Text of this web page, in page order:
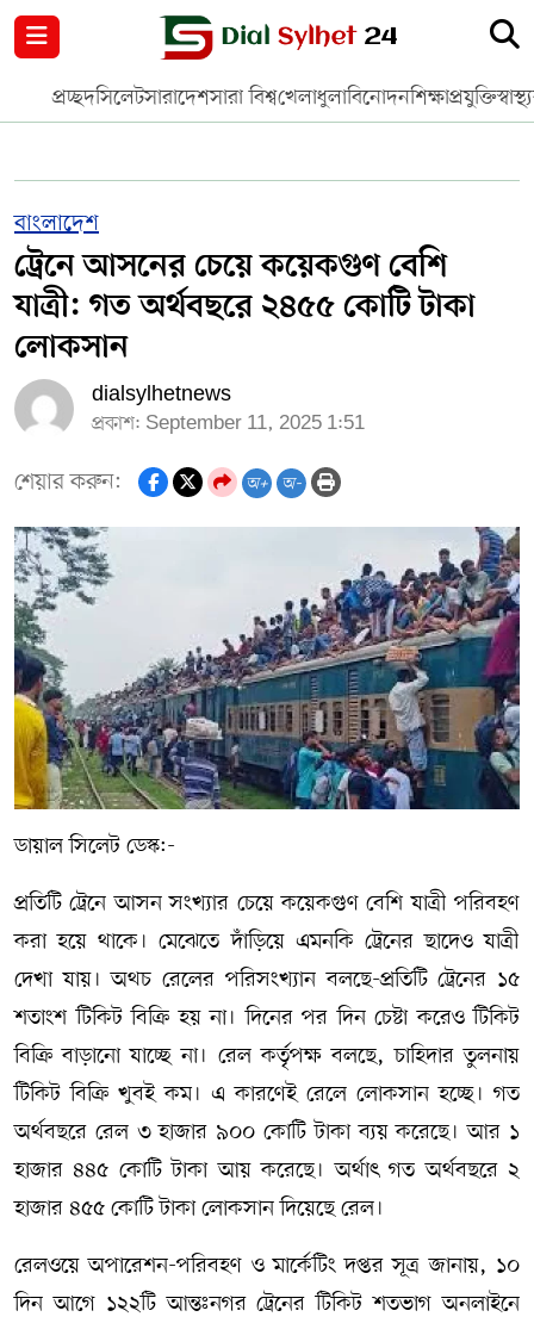
প্রচ্ছদসিলেটসারাদেশসারা বিশ্বখেলাধুলাবিনোদনশিক্ষাপ্রযুক্তি
বাংলাদেশ
ট্রেনে আসনের চেয়ে কয়েকগুণ বেশি
যাত্রী: গত অর্থবছরে ২৪৫৫ কোটি টাকা
লোকসান
dialsylhetnews
প্রকাশ: September 11, 2025 1:51
শেয়ার করুন: অ+ অ-
ডায়াল সিলেট ডেস্ক:-
প্রতিটি ট্রেনে আসন সংখ্যার চেয়ে কয়েকগুণ বেশি যাত্রী পরিবহণ
করা হয়ে থাকে। মেঝেতে দাঁড়িয়ে এমনকি ট্রেনের ছাদেও যাত্রী
দেখা যায়। অথচ রেলের পরিসংখ্যান বলছে-প্রতিটি ট্রেনের ১৫
শতাংশ টিকিট বিক্রি হয় না। দিনের পর দিন চেষ্টা করেও টিকিট
বিক্রি বাড়ানো যাচ্ছে না। রেল কর্তৃপক্ষ বলছে, চাহিদার তুলনায়
টিকিট বিক্রি খুবই কম। এ কারণেই রেলে লোকসান হচ্ছে। গত
অর্থবছরে রেল ৩ হাজার ৯০০ কোটি টাকা ব্যয় করেছে। আর ১
হাজার ৪৪৫ কোটি টাকা আয় করেছে। অর্থাৎ গত অর্থবছরে ২
হাজার ৪৫৫ কোটি টাকা লোকসান দিয়েছে রেল।
রেলওয়ে অপারেশন-পরিবহণ ও মার্কেটিং দপ্তর সূত্র জানায়, ১০
দিন আগে ১২২টি আন্তঃনগর ট্রেনের টিকিট শতভাগ অনলাইনে
নগর পরিকল্পনা
সুনামগঞ্জ
হবিগঞ্জ
মৌলভীবাজার
জাতীয়
আন্তর্জাতিক
মুক্তমত
YOUTUBE
FACEBOOK
TERMS & CONDITIONS
EDITOR & PUBLISHER : SOHEL AHMED
সম্পাদকীয় কলাম
ABOUT US
DIAL SYLHET